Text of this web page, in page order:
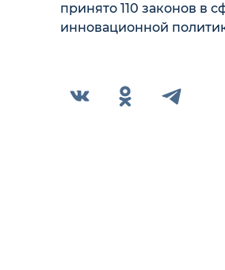
принято 110 законов в
инновационной